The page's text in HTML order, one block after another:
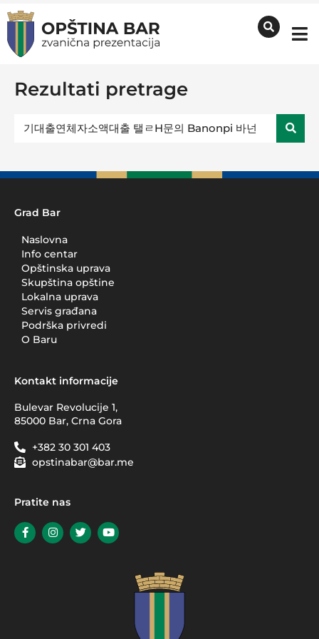
Rezultati pretrage
Grad Bar
Naslovna
Info centar
Opštinska uprava
Skupština opštine
Lokalna uprava
Servis građana
Podrška privredi
O Baru
Kontakt informacije
Bulevar Revolucije 1,
85000 Bar, Crna Gora
+382 30 301 403
opstinabar@bar.me
Pratite nas